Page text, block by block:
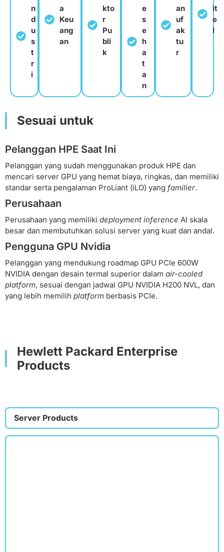
n
d
u
s
t
r
i
a
Keu
ang
an
kto
r
Pu
bli
k
e
s
e
h
a
t
a
n
an
uf
ak
tu
r
it
e
l
Sesuai untuk
Pelanggan HPE Saat Ini
Pelanggan yang sudah menggunakan produk HPE dan
mencari server GPU yang hemat biaya, ringkas, dan memiliki
standar serta pengalaman ProLiant (iLO) yang familier.
Perusahaan
Perusahaan yang memiliki deployment inference AI skala
besar dan membutuhkan solusi server yang kuat dan andal.
Pengguna GPU Nvidia
Pelanggan yang mendukung roadmap GPU PCIe 600W
NVIDIA dengan desain termal superior dalam air-cooled
platform, sesuai dengan jadwal GPU NVIDIA H200 NVL, dan
yang lebih memilih platform berbasis PCIe.
Hewlett Packard Enterprise
Products
Server Products